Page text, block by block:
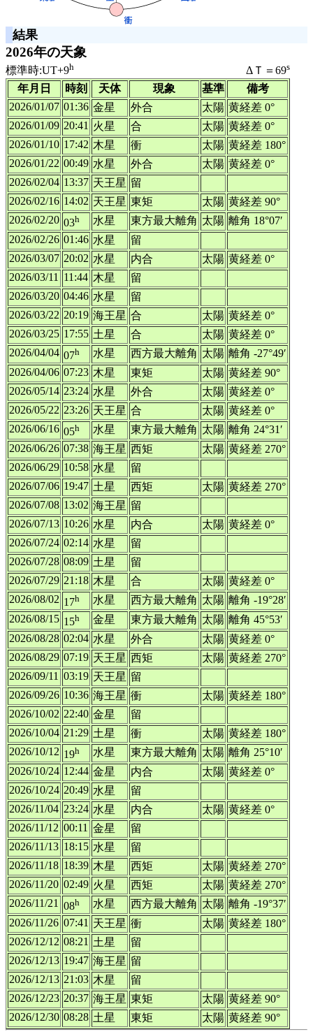
結果
2026年の天象
標準時:UT+9h ΔＴ＝69s
年月日 時刻 天体 現象 基準
備考
2026/01/07 01:36 金星 外合 太陽 黄経差 0°
2026/01/09 20:41 火星 合 太陽 黄経差 0°
2026/01/10 17:42 木星 衝 太陽 黄経差 180°
2026/01/22 00:49 水星 外合 太陽 黄経差 0°
2026/02/04 13:37 天王星 留
2026/02/16 14:02 天王星 東矩 太陽 黄経差 90°
2026/02/20 03h 水星 東方最大離角 太陽 離角 18°07′
2026/02/26 01:46 水星
留
2026/03/07 20:02 水星 内合 太陽 黄経差 0°
2026/03/11
11:44 木星
留
2026/03/20 04:46 水星
留
2026/03/22 20:19 海王星 合 太陽 黄経差 0°
2026/03/25 17:55 土星 合 太陽 黄経差 0°
2026/04/04 07h 水星 西方最大離角 太陽 離角 -27°49′
2026/04/06 07:23 木星 東矩 太陽 黄経差 90°
2026/05/14 23:24 水星 外合 太陽 黄経差 0°
2026/05/22 23:26 天王星 合 太陽 黄経差 0°
2026/06/16 05h 水星 東方最大離角 太陽 離角 24°31′
2026/06/26 07:38 海王星 西矩 太陽 黄経差 270°
2026/06/29 10:58 水星
留
2026/07/06 19:47 土星 西矩 太陽 黄経差 270°
2026/07/08 13:02 海王星 留
2026/07/13 10:26 水星 内合 太陽 黄経差 0°
2026/07/24 02:14 水星
留
2026/07/28 08:09 土星
留
2026/07/29 21:18 木星 合 太陽 黄経差 0°
2026/08/02 17h 水星 西方最大離角 太陽 離角 -19°28′
2026/08/15 15h 金星 東方最大離角 太陽 離角 45°53′
2026/08/28 02:04 水星 外合 太陽 黄経差 0°
2026/08/29 07:19 天王星 西矩 太陽 黄経差 270°
2026/09/11 03:19 天王星 留
2026/09/26 10:36 海王星 衝 太陽 黄経差 180°
2026/10/02 22:40 金星
留
2026/10/04 21:29 土星 衝 太陽 黄経差 180°
2026/10/12 19h 水星 東方最大離角 太陽 離角 25°10′
2026/10/24 12:44 金星 内合 太陽 黄経差 0°
2026/10/24 20:49 水星
留
2026/11/04 23:24 水星 内合 太陽 黄経差 0°
2026/11/12 00:11 金星
留
2026/11/13 18:15 水星
留
2026/11/18 18:39 木星 西矩 太陽 黄経差 270°
2026/11/20 02:49 火星 西矩 太陽 黄経差 270°
2026/11/21 08h 水星 西方最大離角 太陽 離角 -19°37′
2026/11/26 07:41 天王星 衝 太陽 黄経差 180°
2026/12/12 08:21 土星
留
2026/12/13 19:47 海王星 留
2026/12/13 21:03 木星
留
2026/12/23 20:37 海王星 東矩 太陽 黄経差 90°
2026/12/30 08:28 土星 東矩 太陽 黄経差 90°